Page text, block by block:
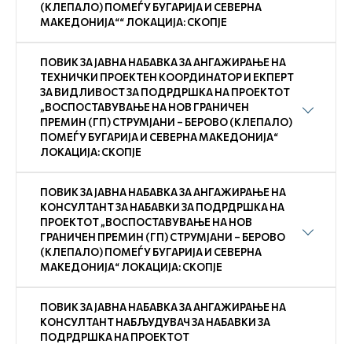
(КЛЕПАЛО) ПОМЕЃУ БУГАРИЈА И СЕВЕРНА
МАКЕДОНИЈА““ ЛОКАЦИЈА: СКОПЈЕ
ПОВИК ЗА ЈАВНА НАБАВКА ЗА АНГАЖИРАЊЕ НА
ТЕХНИЧКИ ПРОЕКТЕН КООРДИНАТОР И ЕКПЕРТ
ЗА ВИДЛИВОСТ ЗА ПОДРДРШКА НА ПРОЕКТОТ
„ВОСПОСТАВУВАЊЕ НА НОВ ГРАНИЧЕН
ПРЕМИН (ГП) СТРУМЈАНИ – БЕРОВО (КЛЕПАЛО)
ПОМЕЃУ БУГАРИЈА И СЕВЕРНА МАКЕДОНИЈА“
ЛОКАЦИЈА: СКОПЈЕ
ПОВИК ЗА ЈАВНА НАБАВКА ЗА АНГАЖИРАЊЕ НА
КОНСУЛТАНТ ЗА НАБАВКИ ЗА ПОДРДРШКА НА
ПРОЕКТОТ „ВОСПОСТАВУВАЊЕ НА НОВ
ГРАНИЧЕН ПРЕМИН (ГП) СТРУМЈАНИ – БЕРОВО
(КЛЕПАЛО) ПОМЕЃУ БУГАРИЈА И СЕВЕРНА
МАКЕДОНИЈА“ ЛОКАЦИЈА: СКОПЈЕ
ПОВИК ЗА ЈАВНА НАБАВКА ЗА АНГАЖИРАЊЕ НА
КОНСУЛТАНТ НАБЉУДУВАЧ ЗА НАБАВКИ ЗА
ПОДРДРШКА НА ПРОЕКТОТ